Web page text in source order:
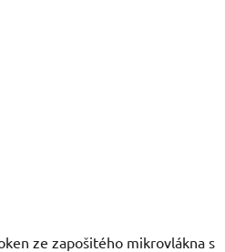
ze zapošitého mikrovlákna s